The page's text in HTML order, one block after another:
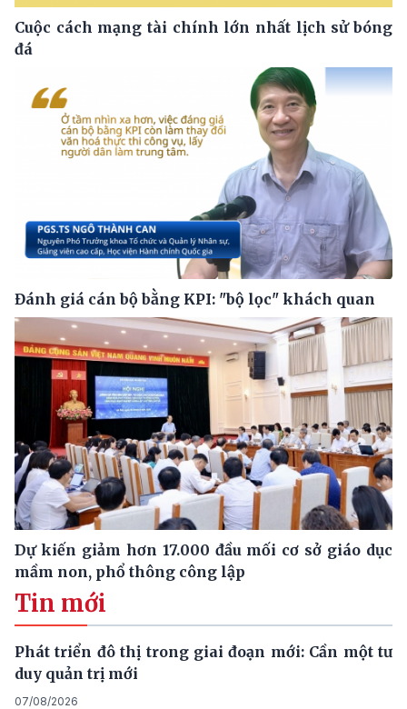
Cuộc cách mạng tài chính lớn nhất lịch sử bóng
đá
Đánh giá cán bộ bằng KPI: "bộ lọc" khách quan
Dự kiến giảm hơn 17.000 đầu mối cơ sở giáo dục
mầm non, phổ thông công lập
Tin mới
Phát triển đô thị trong giai đoạn mới: Cần một tư
duy quản trị mới
07/08/2026